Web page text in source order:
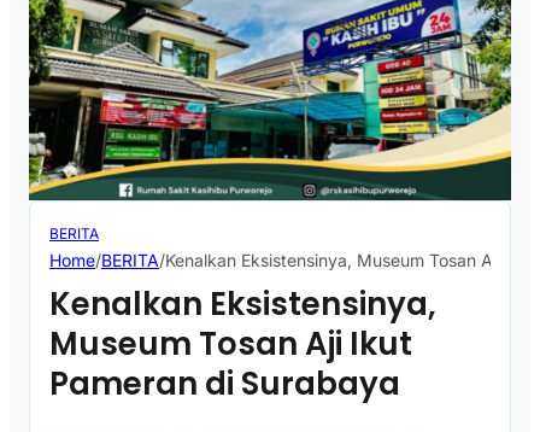
BERITA
Home/BERITA/Kenalkan Eksistensinya, Museum Tosan Aji
Kenalkan Eksistensinya,
Museum Tosan Aji Ikut
Pameran di Surabaya